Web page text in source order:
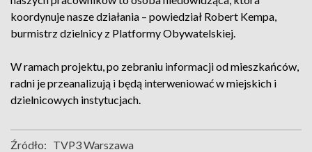
koordynuje nasze działania – powiedział Robert Kempa,
burmistrz dzielnicy z Platformy Obywatelskiej.
W ramach projektu, po zebraniu informacji od mieszkańców,
radni je przeanalizują i będą interweniować w miejskich i
dzielnicowych instytucjach.
Źródło: TVP3 Warszawa